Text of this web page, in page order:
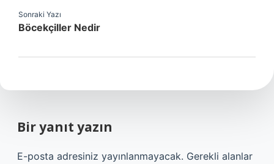
Sonraki Yazı
Böcekçiller Nedir
Bir yanıt yazın
E-posta adresiniz yayınlanmayacak. Gerekli alanlar